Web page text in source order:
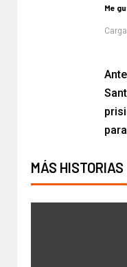
Me
MÁS HISTORIAS